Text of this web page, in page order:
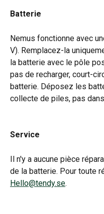
Batterie
Nemus fonctionne avec
V). Remplacez-la
la batterie avec le pôle
pas de recharger, court-
batterie. Déposez les
collecte de piles, pas
Service
Il n'y a aucune pièce
de la batterie. Pour toute
Hello@tendy.se.